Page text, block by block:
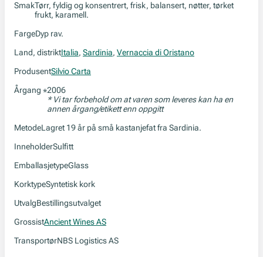
SmakTørr, fyldig og konsentrert, frisk, balansert, nøtter, tørket
frukt, karamell.
FargeDyp rav.
Land, distriktItalia, Sardinia, Vernaccia di Oristano
ProdusentSilvio Carta
Årgang *2006
* Vi tar forbehold om at varen som leveres kan ha en
annen årgang/etikett enn oppgitt
MetodeLagret 19 år på små kastanjefat fra Sardinia.
InneholderSulfitt
EmballasjetypeGlass
KorktypeSyntetisk kork
UtvalgBestillingsutvalget
GrossistAncient Wines AS
TransportørNBS Logistics AS